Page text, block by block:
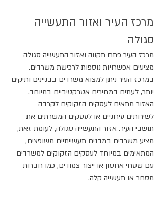
מרכז העיר ואזור התעשייה
סגולה
מרכז העיר פתח תקווה ואזור התעשייה סגולה
מציעים אפשרויות נוספות לרכישת משרדים.
במרכז העיר ניתן למצוא משרדים בבניינים ותיקים
יותר, לעתים במחירים אטרקטיביים במיוחד.
האזור מתאים לעסקים הזקוקים לקרבה
לשירותים עירוניים או לעסקים המשרתים את
תושבי העיר. אזור התעשייה סגולה, לעומת זאת,
מציע משרדים במבנים תעשייתיים משופצים,
המתאימים במיוחד לעסקים הזקוקים למשרדים
עם שטחי אחסון או ייצור צמודים, כמו חברות
מסחר או תעשייה קלה.